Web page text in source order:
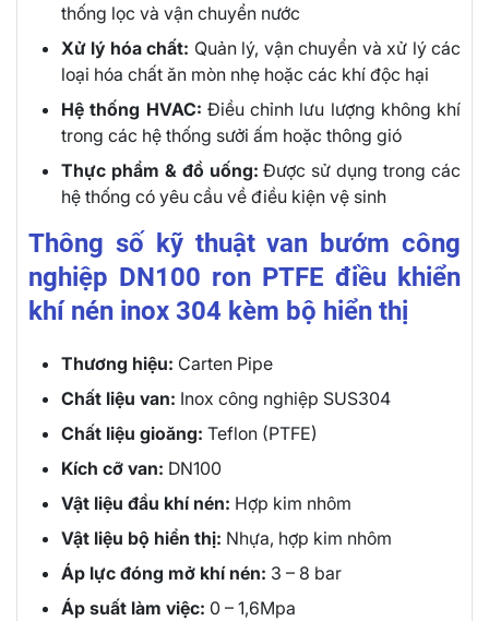
thống lọc và vận chuyển nước
Xử lý hóa chất: Quản lý, vận chuyển và xử lý các
loại hóa chất ăn mòn nhẹ hoặc các khí độc hại
Hệ thống HVAC: Điều chỉnh lưu lượng không khí
trong các hệ thống sưởi ấm hoặc thông gió
Thực phẩm & đồ uống: Được sử dụng trong các
hệ thống có yêu cầu về điều kiện vệ sinh
Thông số kỹ thuật van bướm công
nghiệp DN100 ron PTFE điều khiển
khí nén inox 304 kèm bộ hiển thị
Thương hiệu: Carten Pipe
Chất liệu van: Inox công nghiệp SUS304
Chất liệu gioăng: Teflon (PTFE)
Kích cỡ van: DN100
Vật liệu đầu khí nén: Hợp kim nhôm
Vật liệu bộ hiển thị: Nhựa, hợp kim nhôm
Áp lực đóng mở khí nén: 3 – 8 bar
Áp suất làm việc: 0 – 1,6Mpa